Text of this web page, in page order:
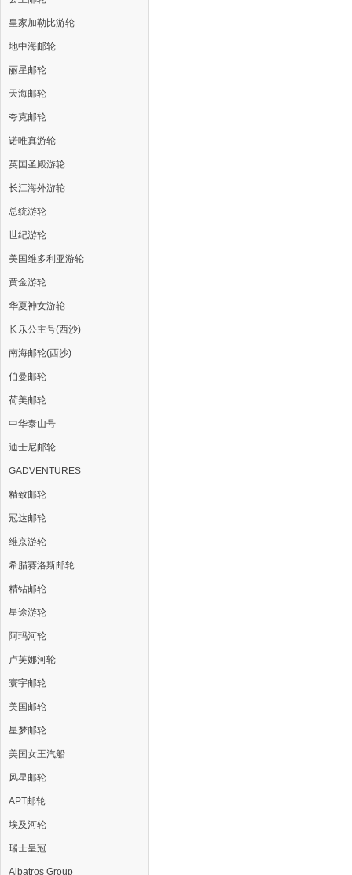
皇家加勒比游轮
地中海邮轮
丽星邮轮
天海邮轮
夸克邮轮
诺唯真游轮
英国圣殿游轮
长江海外游轮
总统游轮
世纪游轮
美国维多利亚游轮
黄金游轮
华夏神女游轮
长乐公主号(西沙)
南海邮轮(西沙)
伯曼邮轮
荷美邮轮
中华泰山号
迪士尼邮轮
GADVENTURES
精致邮轮
冠达邮轮
维京游轮
希腊赛洛斯邮轮
精钻邮轮
星途游轮
阿玛河轮
卢芙娜河轮
寰宇邮轮
美国邮轮
星梦邮轮
美国女王汽船
风星邮轮
APT邮轮
埃及河轮
瑞士皇冠
Albatros Group